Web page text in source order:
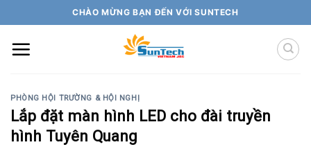
to
content
CHÀO MỪNG BẠN ĐẾN VỚI SUNTECH
PHÒNG HỘI TRƯỜNG & HỘI NGHỊ
Lắp đặt màn hình LED cho đài truyền
hình Tuyên Quang